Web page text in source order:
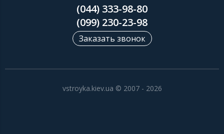
(044) 333-98-80
(099) 230-23-98
Заказать звонок
vstroyka.kiev.ua © 2007 - 2026